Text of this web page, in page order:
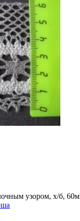
узором, х/б,